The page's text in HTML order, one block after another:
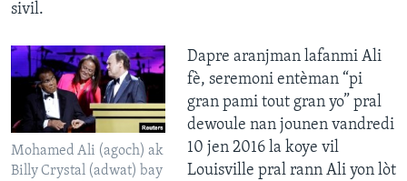
sivil.
Mohamed Ali (agoch) ak
Billy Crystal (adwat) bay
Dapre aranjman lafanmi Ali
fè, seremoni entèman “pi
gran pami tout gran yo” pral
dewoule nan jounen vandredi
10 jen 2016 la koye vil
Louisville pral rann Ali yon lòt